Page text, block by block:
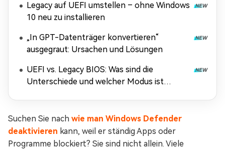
Legacy auf UEFI umstellen – ohne Windows
10 neu zu installieren
„In GPT-Datenträger konvertieren“
ausgegraut: Ursachen und Lösungen
UEFI vs. Legacy BIOS: Was sind die
Unterschiede und welcher Modus ist
Suchen Sie nach wie man Windows Defender
deaktivieren kann, weil er ständig Apps oder
Programme blockiert? Sie sind nicht allein. Viele